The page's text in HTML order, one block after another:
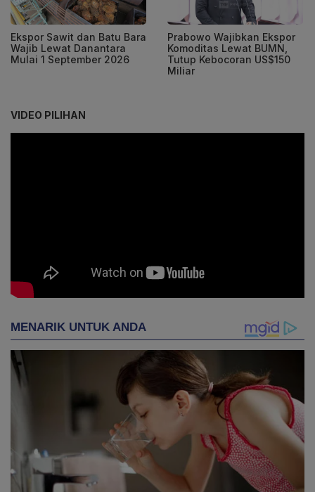
Ekspor Sawit dan Batu Bara
Wajib Lewat Danantara
Mulai 1 September 2026
Prabowo Wajibkan Ekspor
Komoditas Lewat BUMN,
Tutup Kebocoran US$150
Miliar
VIDEO PILIHAN